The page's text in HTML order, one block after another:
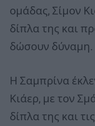
ομάδας, Σίμον
δίπλα της και
δώσουν δύναμη.
Η Σαμπρίνα
Κιάερ, με τον
δίπλα της και